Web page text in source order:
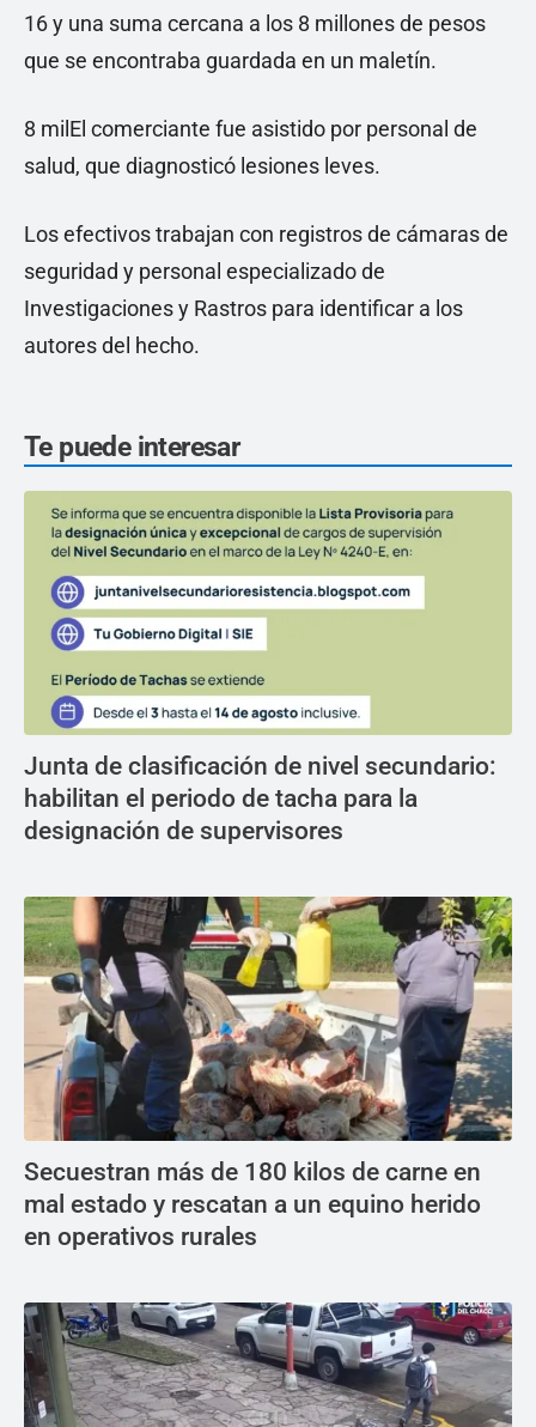
16 y una suma cercana a los 8 millones de pesos
que se encontraba guardada en un maletín.
8 milEl comerciante fue asistido por personal de
salud, que diagnosticó lesiones leves.
Los efectivos trabajan con registros de cámaras de
seguridad y personal especializado de
Investigaciones y Rastros para identificar a los
autores del hecho.
Te puede interesar
Junta de clasificación de nivel secundario:
habilitan el periodo de tacha para la
designación de supervisores
Secuestran más de 180 kilos de carne en
mal estado y rescatan a un equino herido
en operativos rurales